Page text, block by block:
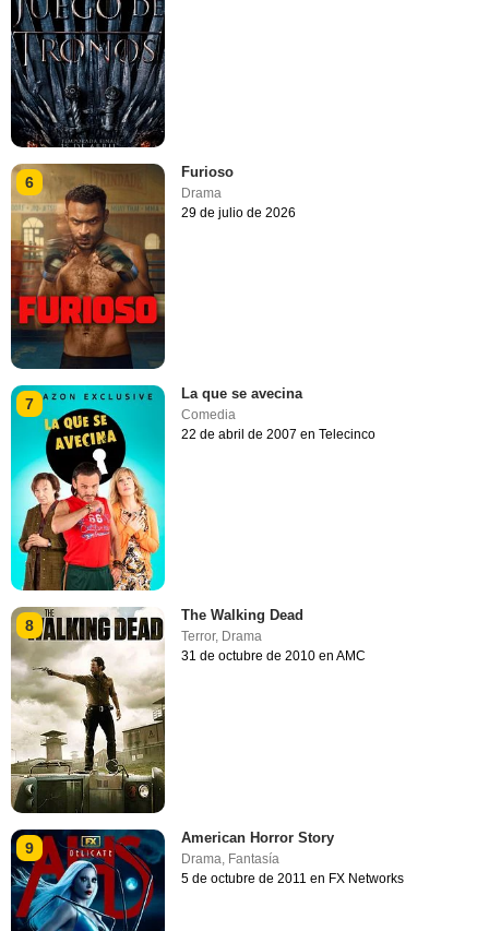
6
Furioso
Drama
29 de julio de 2026
7
La que se avecina
Comedia
22 de abril de 2007 en Telecinco
8
The Walking Dead
Terror, Drama
31 de octubre de 2010 en AMC
9
American Horror Story
Drama Fantasía
5 de octubre de 2011 en FX Networks